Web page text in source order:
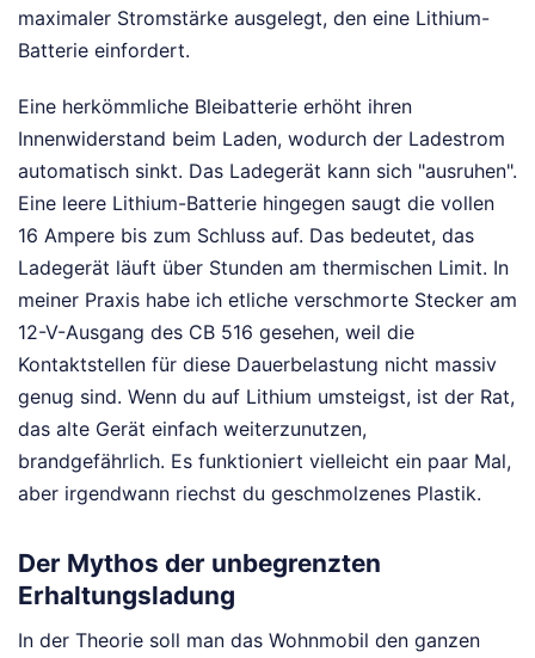
maximaler Stromstärke ausgelegt, den eine Lithium-
Batterie einfordert.
Eine herkömmliche Bleibatterie erhöht ihren
Innenwiderstand beim Laden, wodurch der Ladestrom
automatisch sinkt. Das Ladegerät kann sich "ausruhen".
Eine leere Lithium-Batterie hingegen saugt die vollen
16 Ampere bis zum Schluss auf. Das bedeutet, das
Ladegerät läuft über Stunden am thermischen Limit. In
meiner Praxis habe ich etliche verschmorte Stecker am
12-V-Ausgang des CB 516 gesehen, weil die
Kontaktstellen für diese Dauerbelastung nicht massiv
genug sind. Wenn du auf Lithium umsteigst, ist der Rat,
das alte Gerät einfach weiterzunutzen,
brandgefährlich. Es funktioniert vielleicht ein paar Mal,
aber irgendwann riechst du geschmolzenes Plastik.
Der Mythos der unbegrenzten
Erhaltungsladung
In der Theorie soll man das Wohnmobil den ganzen